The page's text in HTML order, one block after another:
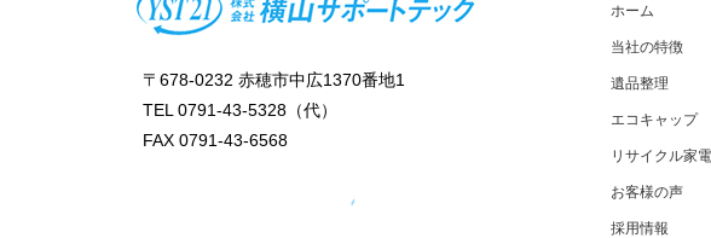
〒678-0232 赤穂市中広1370番地1
TEL 0791-43-5328（代）
FAX 0791-43-6568
ホーム
当社の特徴
遺品整理
エコキャップ
リサイクル家電
お客様の声
採用情報